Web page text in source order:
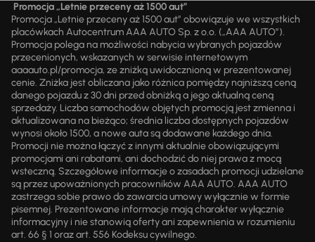
Promocja „Letnie przeceny aż 1500 aut”
Promocja „Letnie przeceny aż 1500 aut” obowiązuje we wszystkich
placówkach Autocentrum AAA AUTO Sp. z o.o. („AAA AUTO”).
Promocja polega na możliwości nabycia wybranych pojazdów
przecenionych, wskazanych w serwisie internetowym
aaaauto.pl/promocja, ze zniżką uwidocznioną w prezentowanej
cenie. Zniżka jest obliczana jako różnica pomiędzy najniższą ceną
danego pojazdu z 30 dni przed obniżką a jego aktualną ceną
sprzedaży. Liczba samochodów objętych promocją jest zmienna i
aktualizowana na bieżąco; średnia liczba dostępnych pojazdów
wynosi około 1500, a nowe auta są dodawane każdego dnia.
Promocji nie można łączyć z innymi aktualnie obowiązującymi
promocjami ani rabatami, ani dochodzić do niej prawa z mocą
wsteczną. Szczegółowe informacje o zasadach promocji udzielane
są przez upoważnionych pracowników AAA AUTO. AAA AUTO
zastrzega sobie prawo do zawarcia umowy wyłącznie w formie
pisemnej. Prezentowane informacje mają charakter wyłącznie
informacyjny i nie stanowią oferty ani zapewnienia w rozumieniu
art. 66 § 1 oraz art. 556 Kodeksu cywilnego.